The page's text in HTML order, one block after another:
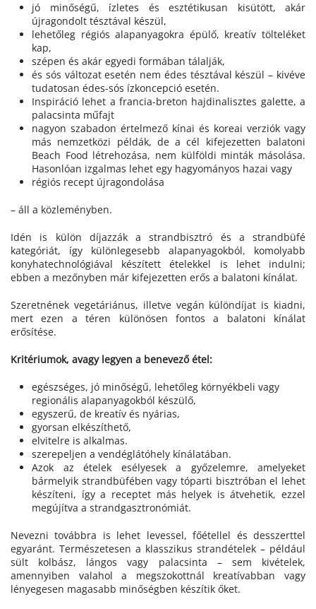
jó minőségű, ízletes és esztétikusan kisütött, akár
újragondolt tésztával készül,
lehetőleg régiós alapanyagokra épülő, kreatív tölteléket
kap,
szépen és akár egyedi formában tálalják,
és sós változat esetén nem édes tésztával készül – kivéve
tudatosan édes-sós ízkoncepció esetén.
Inspiráció lehet a francia-breton hajdinalisztes galette, a
palacsinta műfajt
nagyon szabadon értelmező kínai és koreai verziók vagy
más nemzetközi példák, de a cél kifejezetten balatoni
Beach Food létrehozása, nem külföldi minták másolása.
Hasonlóan izgalmas lehet egy hagyományos hazai vagy
régiós recept újragondolása
– áll a közleményben.
Idén is külön díjazzák a strandbisztró és a strandbüfé
kategóriát, így különlegesebb alapanyagokból, komolyabb
konyhatechnológiával készített ételekkel is lehet indulni;
ebben a mezőnyben már kifejezetten erős a balatoni kínálat.
Szeretnének vegetáriánus, illetve vegán különdíjat is kiadni,
mert ezen a téren különösen fontos a balatoni kínálat
erősítése.
Kritériumok, avagy legyen a benevező étel:
egészséges, jó minőségű, lehetőleg környékbeli vagy
regionális alapanyagokból készülő,
egyszerű, de kreatív és nyárias,
gyorsan elkészíthető,
elvitelre is alkalmas.
szerepeljen a vendéglátóhely kínálatában.
Azok az ételek esélyesek a győzelemre, amelyeket
bármelyik strandbüfében vagy tóparti bisztróban el lehet
készíteni, így a receptet más helyek is átvehetik, ezzel
megújítva a strandgasztronómiát.
Nevezni továbbra is lehet levessel, főétellel és desszerttel
egyaránt. Természetesen a klasszikus strandételek – például
sült kolbász, lángos vagy palacsinta – sem kivételek,
amennyiben valahol a megszokottnál kreatívabban vagy
lényegesen magasabb minőségben készítik őket.